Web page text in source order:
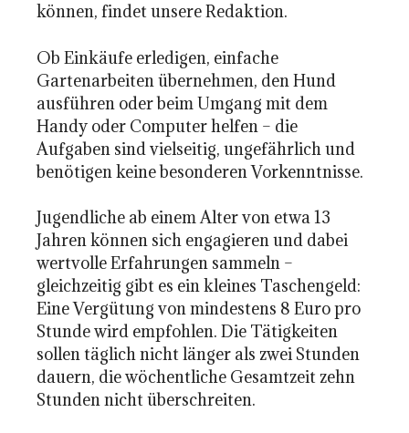
können, findet unsere Redaktion.
Ob Einkäufe erledigen, einfache
Gartenarbeiten übernehmen, den Hund
ausführen oder beim Umgang mit dem
Handy oder Computer helfen – die
Aufgaben sind vielseitig, ungefährlich und
benötigen keine besonderen Vorkenntnisse.
Jugendliche ab einem Alter von etwa 13
Jahren können sich engagieren und dabei
wertvolle Erfahrungen sammeln –
gleichzeitig gibt es ein kleines Taschengeld:
Eine Vergütung von mindestens 8 Euro pro
Stunde wird empfohlen. Die Tätigkeiten
sollen täglich nicht länger als zwei Stunden
dauern, die wöchentliche Gesamtzeit zehn
Stunden nicht überschreiten.